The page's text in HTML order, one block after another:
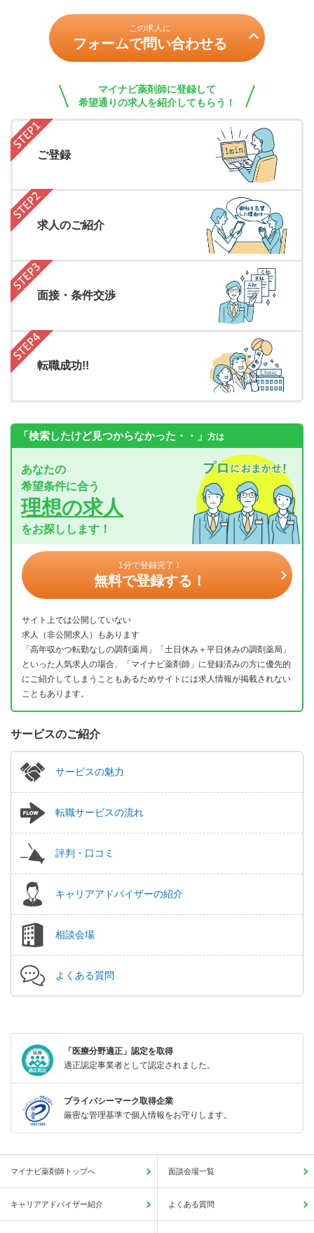
この求人に
フォームで問い合わせる
マイナビ薬剤師に登録して
希望通りの求人を紹介してもらう！
ご登録
求人のご紹介
面接・条件交渉
転職成功!!
「検索したけど見つからなかった・・」 方は
あなたの
希望条件に合う
理想の求人
をお探しします！
1分で登録完了！
無料で登録する！
サイト上では公開していない
求人（非公開求人）もあります
「高年収かつ転勤なしの調剤薬局」「土日休み＋平日休みの調剤薬局」
といった人気求人の場合、「マイナビ薬剤師」に登録済みの方に優先的
にご紹介してしまうこともあるためサイトには求人情報が掲載されない
こともあります。
サービスのご紹介
サービスの魅力
転職サービスの流れ
評判・口コミ
キャリアアドバイザーの紹介
相談会場
よくある質問
「医療分野適正」認定を取得
適正認定事業者として認定されました。
プライバシーマーク取得企業
厳密な管理基準で個人情報をお守りします。
マイナビ薬剤師トップへ 面談会場一覧
キャリアアドバイザー紹介 よくある質問